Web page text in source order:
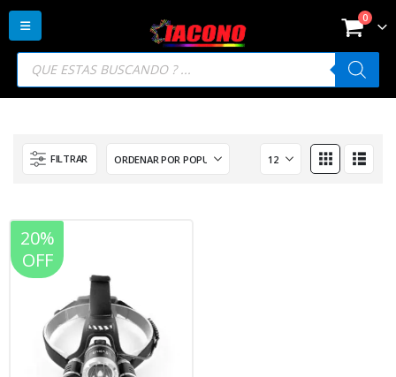
Búsqueda
productos
0
FILTRAR
20%
OFF